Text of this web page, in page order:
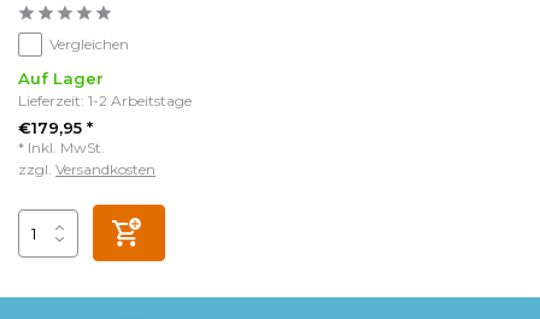
Vergleichen
Auf Lager
Lieferzeit: 1-2 Arbeitstage
€179,95 *
* Inkl. MwSt.
zzgl. Versandkosten